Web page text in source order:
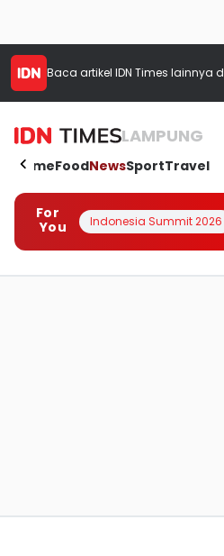
Baca artikel IDN Times lainnya
LAMPUNG
HomeFoodNewsSportTravel
For
You
Indonesia Summit 2026